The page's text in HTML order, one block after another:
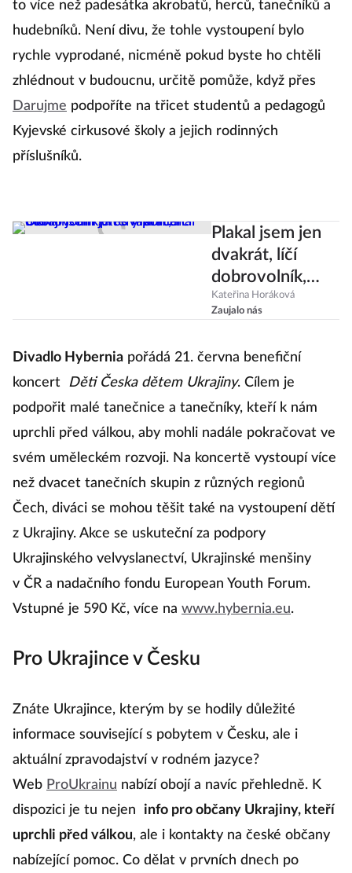
to více než padesátka akrobatů, herců, tanečníků a
hudebníků. Není divu, že tohle vystoupení bylo
rychle vyprodané, nicméně pokud byste ho chtěli
zhlédnout v budoucnu, určitě pomůže, když přes
Darujme podpoříte na třicet studentů a pedagogů
Kyjevské cirkusové školy a jejich rodinných
příslušníků.
Plakal jsem jen
dvakrát, líčí
dobrovolník,
který pomáhal
Ukrajincům přes
Kateřina Horáková
Zaujalo nás
Divadlo Hybernia pořádá 21. června benefiční
koncert
Děti Česka dětem Ukrajiny. Cílem je
podpořit malé tanečnice a tanečníky, kteří k nám
uprchli před válkou, aby mohli nadále pokračovat ve
svém uměleckém rozvoji. Na koncertě vystoupí více
než dvacet tanečních skupin z různých regionů
Čech, diváci se mohou těšit také na vystoupení dětí
z Ukrajiny. Akce se uskuteční za podpory
Ukrajinského velvyslanectví, Ukrajinské menšiny
v ČR a nadačního fondu European Youth Forum.
Vstupné je 590 Kč, více na www.hybernia.eu.
Pro Ukrajince v Česku
Znáte Ukrajince, kterým by se hodily důležité
informace související s pobytem v Česku, ale i
aktuální zpravodajství v rodném jazyce?
Web ProUkrainu nabízí obojí a navíc přehledně. K
dispozici je tu nejen
info pro občany Ukrajiny, kteří
uprchli před válkou, ale i kontakty na české občany
nabízející pomoc. Co dělat v prvních dnech po